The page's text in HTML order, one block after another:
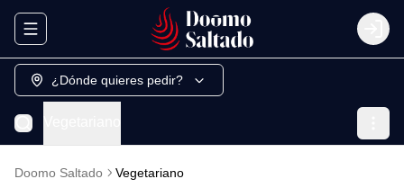
Abrir menu de navegación Login
¿Dónde quieres pedir?
Doomo Saltado Vegetariano